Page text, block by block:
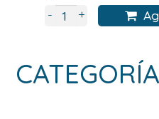
- +